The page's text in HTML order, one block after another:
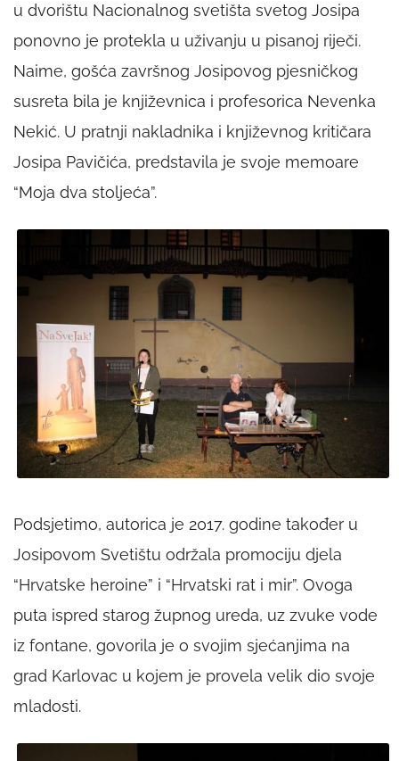
u dvorištu Nacionalnog svetišta svetog Josipa
ponovno je protekla u uživanju u pisanoj riječi.
Naime, gošća završnog Josipovog pjesničkog
susreta bila je književnica i profesorica Nevenka
Nekić. U pratnji nakladnika i književnog kritičara
Josipa Pavičića, predstavila je svoje memoare
“Moja dva stoljeća”.
Podsjetimo, autorica je 2017. godine također u
Josipovom Svetištu održala promociju djela
“Hrvatske heroine” i “Hrvatski rat i mir”. Ovoga
puta ispred starog župnog ureda, uz zvuke vode
iz fontane, govorila je o svojim sjećanjima na
grad Karlovac u kojem je provela velik dio svoje
mladosti.